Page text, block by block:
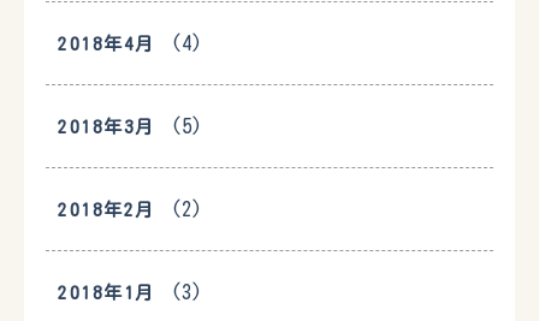
2018年4月 (4)
2018年3月 (5)
2018年2月 (2)
2018年1月 (3)